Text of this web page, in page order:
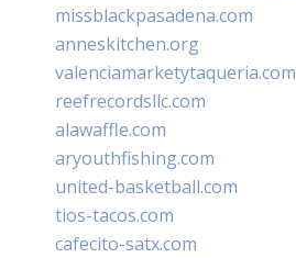
missblackpasadena.com
anneskitchen.org
valenciamarketytaqueria.com
reefrecordsllc.com
alawaffle.com
aryouthfishing.com
united-basketball.com
tios-tacos.com
cafecito-satx.com